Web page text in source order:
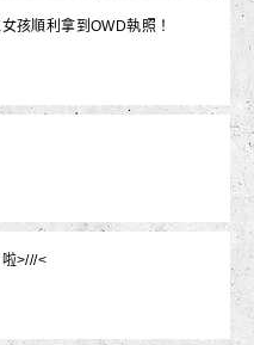
孩順利拿到OWD執照！
>///<